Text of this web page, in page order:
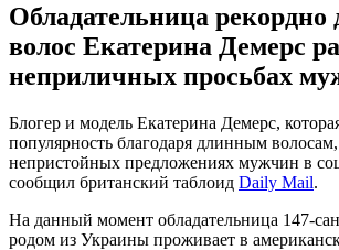
Обладательница
волос Екатерина Демерс
неприличных просьбах
Блогер и модель Екатерина Демерс,
популярность благодаря длинным волосам,
непристойных предложениях мужчин в
сообщил британский таблоид Daily Mail.
На данный момент обладательница 147-
родом из Украины проживает в